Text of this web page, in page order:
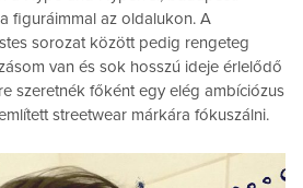
figuráimmal az oldalukon. A
sorozat között pedig rengeteg
van és sok hosszú ideje érlelődő
szeretnék főként egy elég ambíciózus
streetwear márkára fókuszálni.